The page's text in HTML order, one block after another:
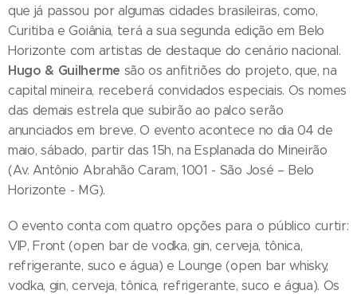
que já passou por algumas cidades brasileiras, como,
Curitiba e Goiânia, terá a sua segunda edição em Belo
Horizonte com artistas de destaque do cenário nacional.
Hugo & Guilherme são os anfitriões do projeto, que, na
capital mineira, receberá convidados especiais. Os nomes
das demais estrela que subirão ao palco serão
anunciados em breve. O evento acontece no dia 04 de
maio, sábado, partir das 15h, na Esplanada do Mineirão
(Av. Antônio Abrahão Caram, 1001 - São José – Belo
Horizonte - MG).
O evento conta com quatro opções para o público curtir:
VIP, Front (open bar de vodka, gin, cerveja, tônica,
refrigerante, suco e água) e Lounge (open bar whisky,
vodka, gin, cerveja, tônica, refrigerante, suco e água). Os